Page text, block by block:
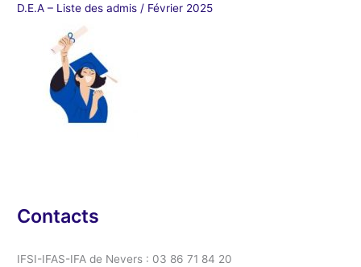
D.E.A – Liste des admis / Février 2025
Contacts
IFSI-IFAS-IFA de Nevers : 03 86 71 84 20